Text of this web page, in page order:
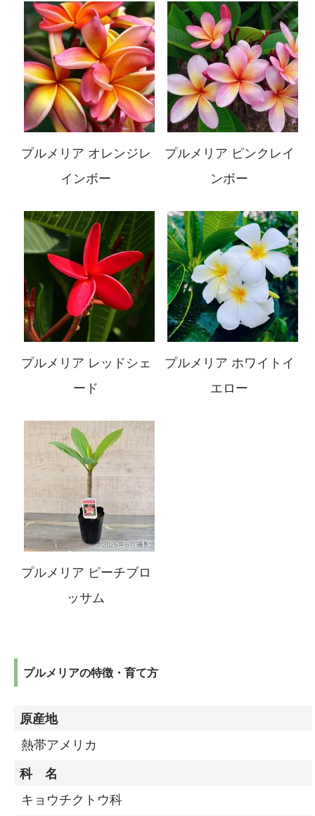
プルメリア オレンジレ
インボー
プルメリア ピンクレイ
ンボー
プルメリア レッドシェ
ード
プルメリア ホワイトイ
エロー
プルメリア ピーチブロ
ッサム
プルメリアの特徴・育て方
原産地
熱帯アメリカ
科 名
キョウチクトウ科